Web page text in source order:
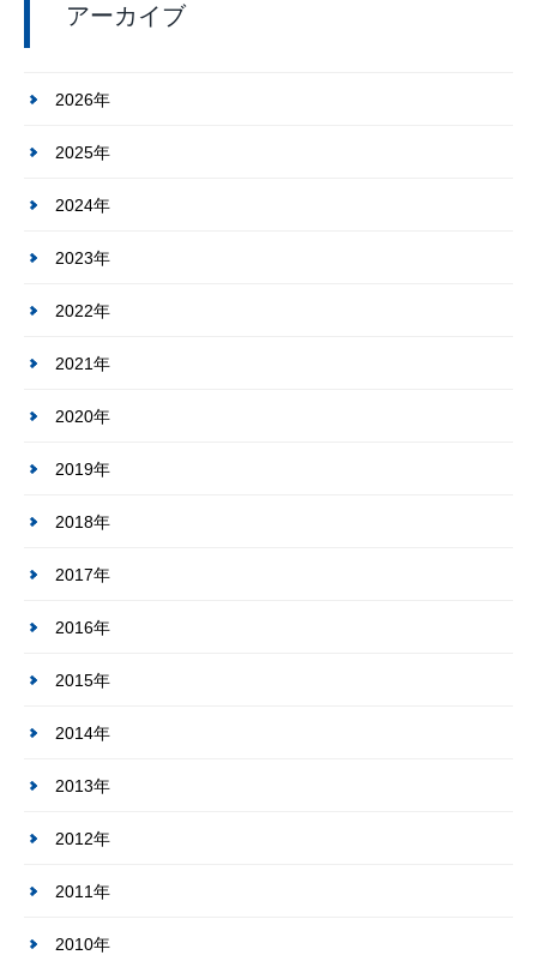
アーカイブ
2026年
2025年
2024年
2023年
2022年
2021年
2020年
2019年
2018年
2017年
2016年
2015年
2014年
2013年
2012年
2011年
2010年